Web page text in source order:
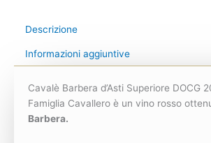
Descrizione
Informazioni aggiuntive
Cavalè Barbera d’Asti Superiore DOCG
Famiglia Cavallero è un vino rosso
Barbera.